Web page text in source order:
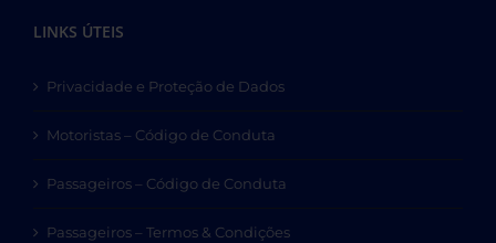
LINKS ÚTEIS
Privacidade e Proteção de Dados
Motoristas – Código de Conduta
Passageiros – Código de Conduta
Passageiros – Termos & Condições